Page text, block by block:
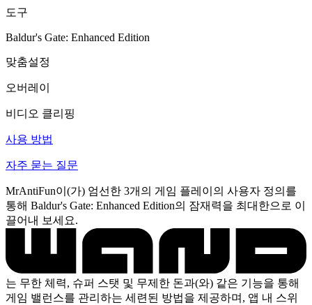
도구
Baldur's Gate: Enhanced Edition
맞춤설정
오버레이
비디오 클리핑
사용 방법
자주 묻는 질문
MrAntiFun이(가) 엄선한 3개의 게임 플레이의 사용자 정의를
통해 Baldur's Gate: Enhanced Edition의 잠재력을 최대한으로 이
끌어내 보세요.
는 무한 체력, 슈퍼 스탯 및 무제한 돈과(와) 같은 기능을 통해
게임 밸런스를 관리하는 세련된 방법을 제공하며, 앱 내 스위